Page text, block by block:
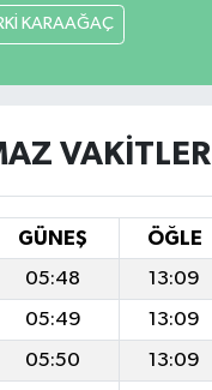
KARAAĞAÇ
VAKITLERI
GÜNEŞ ÖĞLE
05:48 13:09
05:49 13:09
05:50 13:09